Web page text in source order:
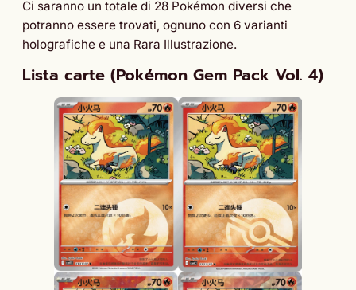
Ci saranno un totale di 28 Pokémon diversi che
potranno essere trovati, ognuno con 6 varianti
holografiche e una Rara Illustrazione.
Lista carte (Pokémon Gem Pack Vol. 4)